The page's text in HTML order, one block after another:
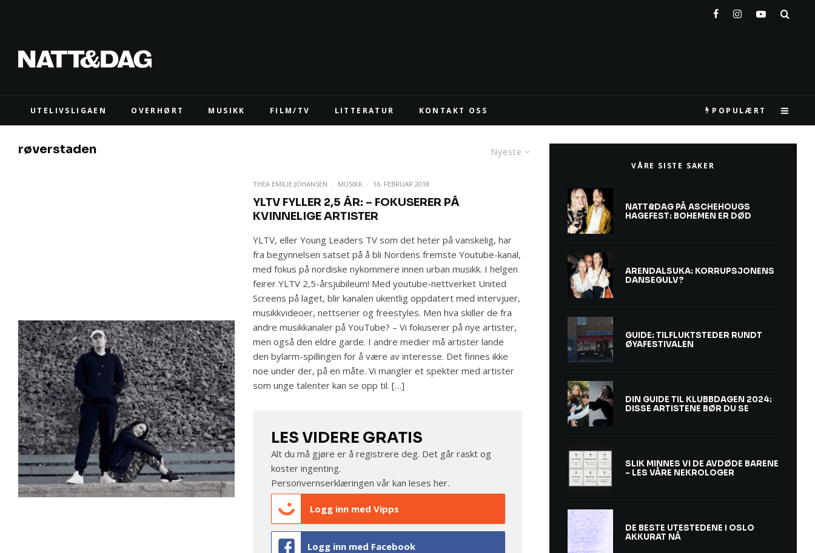
UTELIVSLIGAEN OVERHØRT MUSIKK FILM/TV LITTERATUR KONTAKT OSS POPULÆRT
Nyeste
røverstaden
THEA EMILIE JOHANSEN · MUSIKK · 16. FEBRUAR 2018
YLTV FYLLER 2,5 ÅR: – FOKUSERER PÅ
KVINNELIGE ARTISTER
YLTV, eller Young Leaders TV som det heter på vanskelig, har
fra begynnelsen satset på å bli Nordens fremste Youtube-kanal,
med fokus på nordiske nykommere innen urban musikk. I helgen
feirer YLTV 2,5-årsjubileum! Med youtube-nettverket United
Screens på laget, blir kanalen ukentlig oppdatert med intervjuer,
musikkvideoer, nettserier og freestyles. Men hva skiller de fra
andre musikkanaler på YouTube? – Vi fokuserer på nye artister,
men også den eldre garde. I andre medier må artister lande
den bylarm-spillingen for å være av interesse. Det finnes ikke
noe under der, på en måte. Vi mangler et spekter med artister
som unge talenter kan se opp til. […]
LES VIDERE GRATIS
Alt du må gjøre er å registrere deg. Det går raskt og
koster ingenting.
Personvernserklæringen vår kan lesesher.
Logg inn med Vipps
Logg inn med Facebook
VÅRE SISTE SAKER
NATT&DAG PÅ ASCHEHOUGS
HAGEFEST: BOHEMEN ER DØD
ARENDALSUKA: KORRUPSJONENS
DANSEGULV?
GUIDE: TILFLUKTSTEDER RUNDT
ØYAFESTIVALEN
DIN GUIDE TIL KLUBBDAGEN 2024:
DISSE ARTISTENE BØR DU SE
SLIK MINNES VI DE AVDØDE BARENE
– LES VÅRE NEKROLOGER
DE BESTE UTESTEDENE I OSLO
AKKURAT NÅ